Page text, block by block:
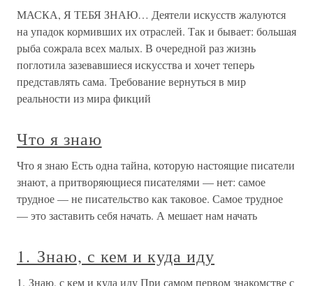
МАСКА, Я ТЕБЯ ЗНАЮ… Деятели искусств жалуются
на упадок кормивших их отраслей. Так и бывает: большая
рыба сожрала всех малых. В очередной раз жизнь
поглотила зазевавшиеся искусства и хочет теперь
представлять сама. Требование вернуться в мир
реальности из мира фикций
Что я знаю
Что я знаю Есть одна тайна, которую настоящие писатели
знают, а притворяющиеся писателями — нет: самое
трудное — не писательство как таковое. Самое трудное
— это заставить себя начать. А мешает нам начать
1. Знаю, с кем и куда иду
1. Знаю, с кем и куда иду При самом первом знакомстве с